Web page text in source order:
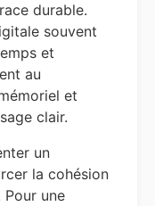
durable.
souvent
et
au
et
clair.
un
la cohésion
Pour une